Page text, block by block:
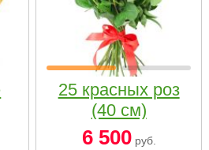
25 красных роз
(40 см)
6 500руб.